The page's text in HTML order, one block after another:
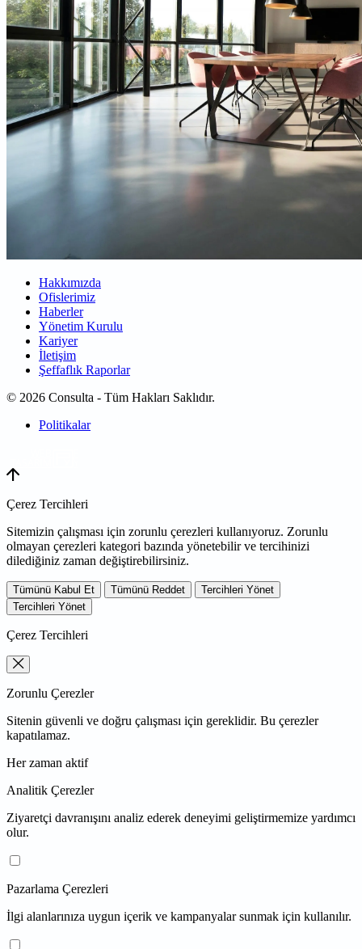
Hakkımızda
Ofislerimiz
Haberler
Yönetim Kurulu
Kariyer
İletişim
Şeffaflık Raporlar
© 2026 Consulta - Tüm Hakları Saklıdır.
Politikalar
Çerez Tercihleri
Sitemizin çalışması için zorunlu çerezleri kullanıyoruz. Zorunlu
olmayan çerezleri kategori bazında yönetebilir ve tercihinizi
dilediğiniz zaman değiştirebilirsiniz.
Tümünü Kabul Et Tümünü Reddet
Tercihleri Yönet
Tercihleri Yönet
Çerez Tercihleri
Zorunlu Çerezler
Sitenin güvenli ve doğru çalışması için gereklidir. Bu çerezler
kapatılamaz.
Her zaman aktif
Analitik Çerezler
Ziyaretçi davranışını analiz ederek deneyimi geliştirmemize yardımcı
olur.
Pazarlama Çerezleri
İlgi alanlarınıza uygun içerik ve kampanyalar sunmak için kullanılır.